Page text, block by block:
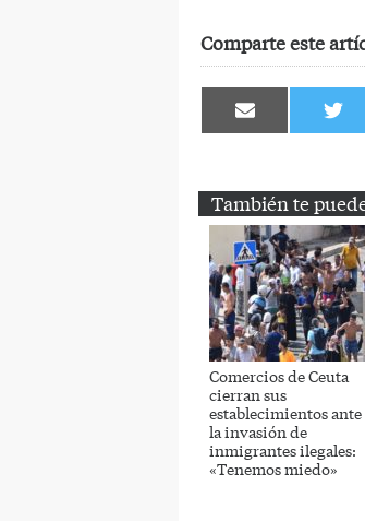
Comparte este
Compartir
en en
También te
Comercios de Ceuta
cierran sus
establecimientos ante
la invasión de
inmigrantes ilegales:
«Tenemos miedo»